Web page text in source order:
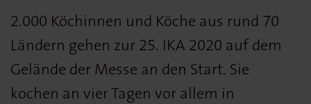
2.000 Köchinnen und Köche aus rund 70
Ländern gehen zur 25. IKA 2020 auf dem
Gelände der Messe an den Start. Sie
kochen an vier Tagen vor allem in